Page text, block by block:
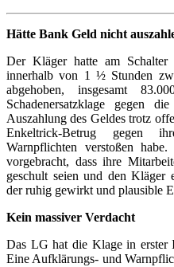
Hätte Bank Geld nicht
Der Kläger hatte am
innerhalb von 1 ½ Stunden
abgehoben, insgesamt
Schadenersatzklage gegen
Auszahlung des Geldes trotz
Enkeltrick-Betrug gegen
Warnpflichten verstoßen
vorgebracht, dass ihre
geschult seien und den Kläger
der ruhig gewirkt und plausible
Kein massiver Verdacht
Das LG hat die Klage in erster
Eine Aufklärungs- und